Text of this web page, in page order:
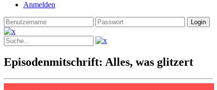
Anmelden
Episodenmitschrift: Alles, was glitzert